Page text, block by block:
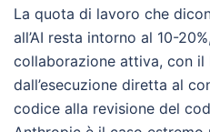
La quota di lavoro che
all’AI resta intorno al 10-
collaborazione attiva, con
dall’esecuzione diretta al
codice alla revisione del